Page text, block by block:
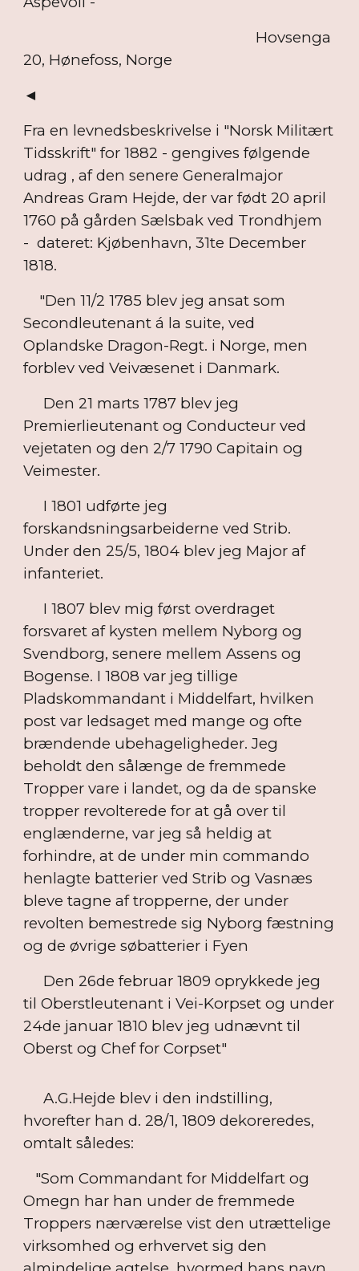
Hovsenga
20, Hønefoss, Norge
◄
Fra en levnedsbeskrivelse i "Norsk Militært
Tidsskrift" for 1882 - gengives følgende
udrag , af den senere Generalmajor
Andreas Gram Hejde, der var født 20 april
1760 på gården Sælsbak ved Trondhjem
- dateret: Kjøbenhavn, 31te December
1818.
"Den 11/2 1785 blev jeg ansat som
Secondleutenant á la suite, ved
Oplandske Dragon-Regt. i Norge, men
forblev ved Veivæsenet i Danmark.
Den 21 marts 1787 blev jeg
Premierlieutenant og Conducteur ved
vejetaten og den 2/7 1790 Capitain og
Veimester.
I 1801 udførte jeg
forskandsningsarbeiderne ved Strib.
Under den 25/5, 1804 blev jeg Major af
infanteriet.
I 1807 blev mig først overdraget
forsvaret af kysten mellem Nyborg og
Svendborg, senere mellem Assens og
Bogense. I 1808 var jeg tillige
Pladskommandant i Middelfart, hvilken
post var ledsaget med mange og ofte
brændende ubehageligheder. Jeg
beholdt den sålænge de fremmede
Tropper vare i landet, og da de spanske
tropper revolterede for at gå over til
englænderne, var jeg så heldig at
forhindre, at de under min commando
henlagte batterier ved Strib og Vasnæs
bleve tagne af tropperne, der under
revolten bemestrede sig Nyborg fæstning
og de øvrige søbatterier i Fyen
Den 26de februar 1809 oprykkede jeg
til Oberstleutenant i Vei-Korpset og under
24de januar 1810 blev jeg udnævnt til
Oberst og Chef for Corpset"
A.G.Hejde blev i den indstilling,
hvorefter han d. 28/1, 1809 dekoreredes,
omtalt således:
"Som Commandant for Middelfart og
Omegn har han under de fremmede
Troppers nærværelse vist den utrættelige
virksomhed og erhvervet sig den